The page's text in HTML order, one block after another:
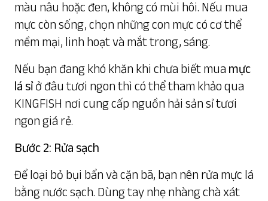
màu nâu hoặc đen, không có mùi hôi. Nếu mua
mực còn sống, chọn những con mực có cơ thể
mềm mại, linh hoạt và mắt trong, sáng.
Nếu bạn đang khó khăn khi chưa biết mua mực
lá sỉở đâu tươi ngon thì có thể tham khảo qua
KINGFISH nơi cung cấp nguồn hải sản sỉ tươi
ngon giá rẻ.
Bước 2: Rửa sạch
Để loại bỏ bụi bẩn và cặn bã, bạn nên rửa mực lá
bằng nước sạch. Dùng tay nhẹ nhàng chà xát